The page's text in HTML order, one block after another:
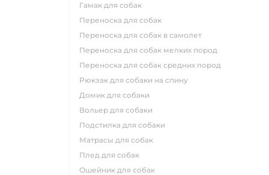
гамак для собак
переноска для собак
переноска для собак в самолет
переноска для собак мелких пород
переноска для собак средних пород
рюкзак для собаки на спину
домик для собаки
вольер для собаки
подстилка для собаки
матрасы для собак
плед для собак
ошейник для собак